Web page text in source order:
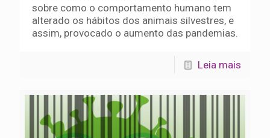
sobre como o comportamento humano tem
alterado os hábitos dos animais silvestres, e
assim, provocado o aumento das pandemias.
Leia mais